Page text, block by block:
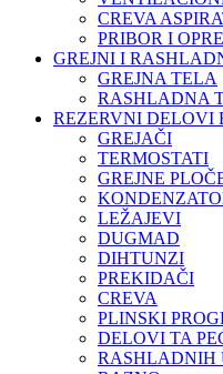
CREVA
PRIBOR I
GREJNI I
GREJNA TELA
RASHLADNA
REZERVNI DELOVI
GREJAČI
TERMOSTATI
GREJNE
LEŽAJEVI
DUGMAD
DIHTUNZI
PREKIDAČI
CREVA
PLINSKI
DELOVI TA
RASHLADNIH